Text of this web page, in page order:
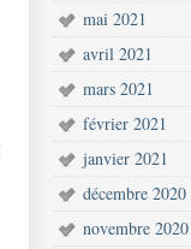
mai 2021
avril 2021
mars 2021
février 2021
janvier 2021
décembre 2020
novembre 2020